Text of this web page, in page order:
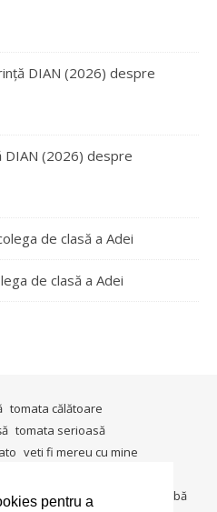
pentru a
DIAN (2026) despre
DIAN (2026) despre
de clasă a Adei
de clasă a Adei
tomata călătoare
tomata serioasă
veti fi mereu cu mine
metablogging
tomata întreabă